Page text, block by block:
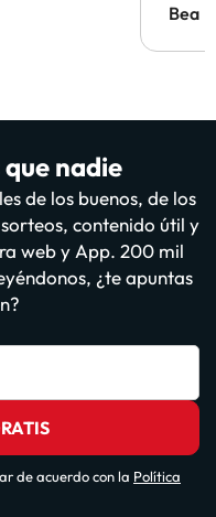
Bea
nadie
de los buenos, de los
contenido útil y
web y App. 200 mil
¿te apuntas
de acuerdo con la Política